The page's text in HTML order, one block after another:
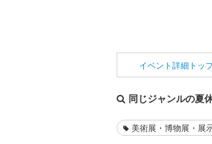
イベント詳細 トッ
同じジャンルの夏
美術展・博物展・展